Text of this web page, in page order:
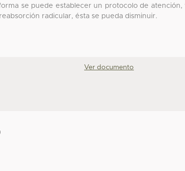
se puede establecer un protocolo de atención,
radicular, ésta se pueda disminuir.
Ver documento